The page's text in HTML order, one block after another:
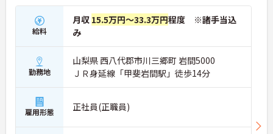
給料
月収 15.5万円～33.3万円程度 ※諸手当込
み
勤務地
山梨県 西八代郡市川三郷町 岩間5000
ＪＲ身延線「甲斐岩間駅」徒歩14分
雇用形態 正社員(正職員)